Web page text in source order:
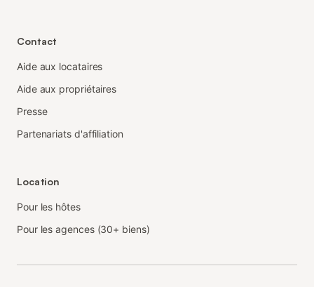
Contact
Aide aux locataires
Aide aux propriétaires
Presse
Partenariats d'affiliation
Location
Pour les hôtes
Pour les agences (30+ biens)